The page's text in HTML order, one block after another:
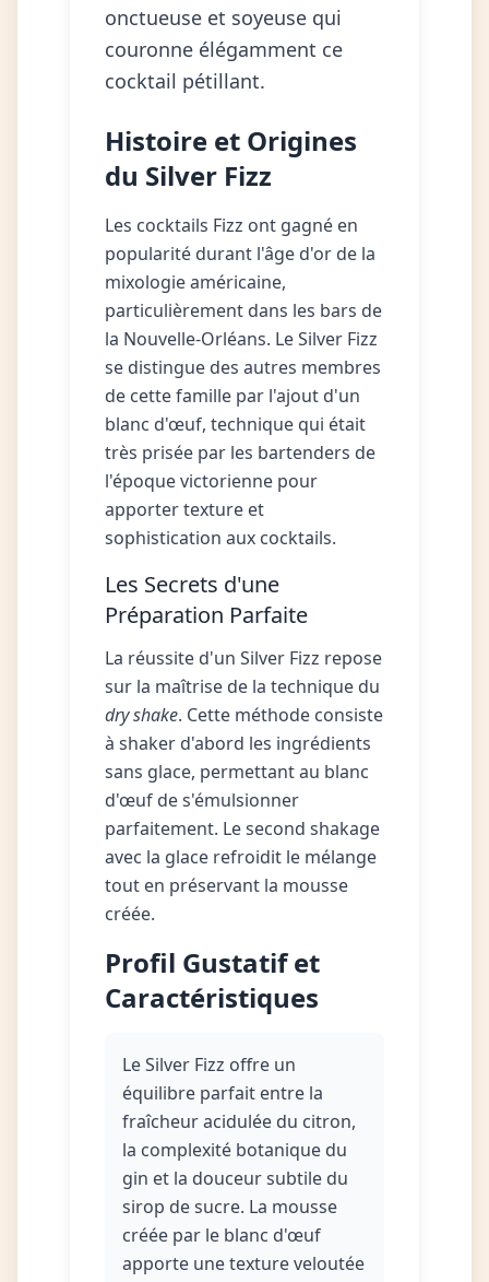
onctueuse et soyeuse qui
couronne élégamment ce
cocktail pétillant.
Histoire et Origines
du Silver Fizz
Les cocktails Fizz ont gagné en
popularité durant l'âge d'or de la
mixologie américaine,
particulièrement dans les bars de
la Nouvelle-Orléans. Le Silver Fizz
se distingue des autres membres
de cette famille par l'ajout d'un
blanc d'œuf, technique qui était
très prisée par les bartenders de
l'époque victorienne pour
apporter texture et
sophistication aux cocktails.
Les Secrets d'une
Préparation Parfaite
La réussite d'un Silver Fizz repose
sur la maîtrise de la technique du
dry shake. Cette méthode consiste
à shaker d'abord les ingrédients
sans glace, permettant au blanc
d'œuf de s'émulsionner
parfaitement. Le second shakage
avec la glace refroidit le mélange
tout en préservant la mousse
créée.
Profil Gustatif et
Caractéristiques
Le Silver Fizz offre un
équilibre parfait entre la
fraîcheur acidulée du citron,
la complexité botanique du
gin et la douceur subtile du
sirop de sucre. La mousse
créée par le blanc d'œuf
apporte une texture veloutée